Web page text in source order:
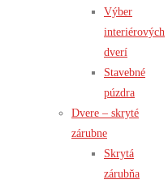
Výber
interiérových
dverí
Stavebné
púzdra
Dvere – skryté
zárubne
Skrytá
zárubňa